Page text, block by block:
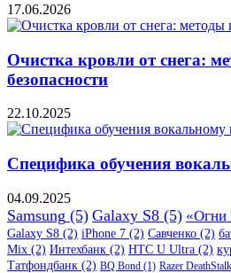
17.06.2026
Очистка кровли от снега:
безопасности
22.10.2025
Специфика обучения
04.09.2025
Samsung (5) Galaxy S8 (5)
Galaxy S8 (2) iPhone 7 (2) Савченко (2)
Mix (2) Интехбанк (2) HTC U Ultra (2)
Татфондбанк (2) BQ Bond (1) Razer